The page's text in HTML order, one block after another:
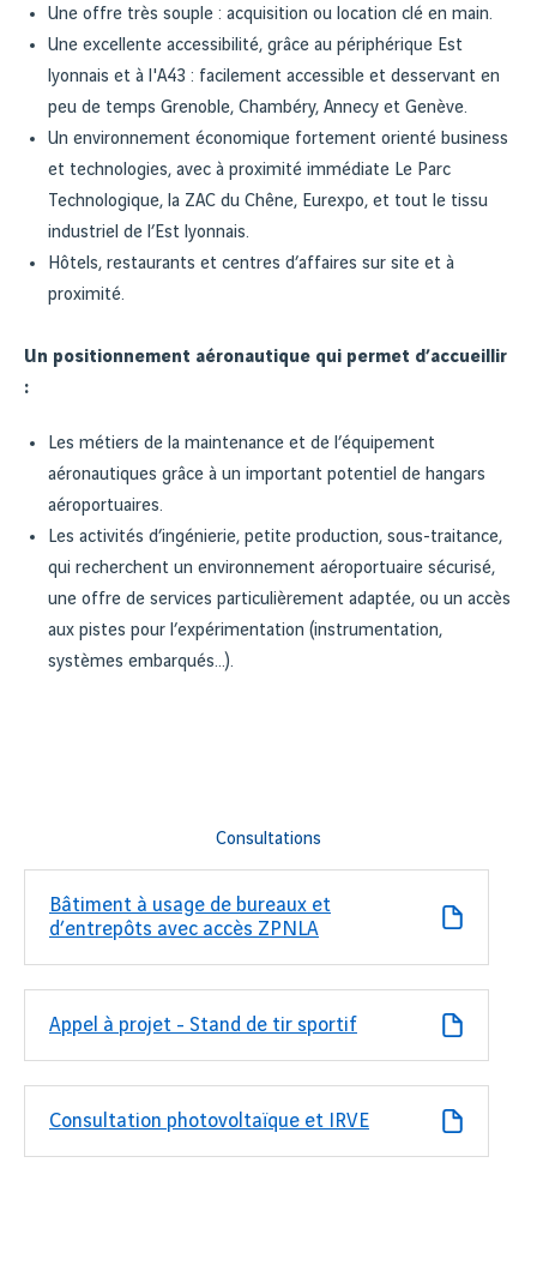
Une offre très souple : acquisition ou location clé en main.
Une excellente accessibilité, grâce au périphérique Est
lyonnais et à l'A43 : facilement accessible et desservant en
peu de temps Grenoble, Chambéry, Annecy et Genève.
Un environnement économique fortement orienté business
et technologies, avec à proximité immédiate Le Parc
Technologique, la ZAC du Chêne, Eurexpo, et tout le tissu
industriel de l’Est lyonnais.
Hôtels, restaurants et centres d’affaires sur site et à
proximité.
Un positionnement aéronautique qui permet d’accueillir
:
Les métiers de la maintenance et de l’équipement
aéronautiques grâce à un important potentiel de hangars
aéroportuaires.
Les activités d’ingénierie, petite production, sous-traitance,
qui recherchent un environnement aéroportuaire sécurisé,
une offre de services particulièrement adaptée, ou un accès
aux pistes pour l’expérimentation (instrumentation,
systèmes embarqués…).
Consultations
Bâtiment à usage de bureaux et
d’entrepôts avec accès ZPNLA
Appel à projet - Stand de tir sportif
Consultation photovoltaïque et IRVE